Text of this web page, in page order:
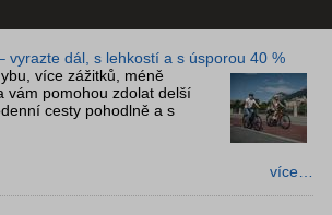
vyrazte dál, s lehkostí a s úsporou 40 %
více zážitků, méně
vám pomohou zdolat delší
cesty pohodlně a s
více…